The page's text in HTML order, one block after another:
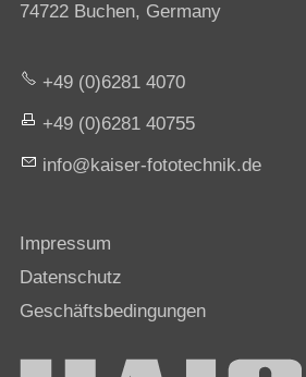
74722 Buchen, Germany
+49 (0)6281 4070
+49 (0)6281 40755
nf
k s r-f t t chn k d
Impressum
Datenschutz
Geschäftsbedingungen